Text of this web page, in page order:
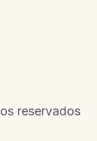
reservados